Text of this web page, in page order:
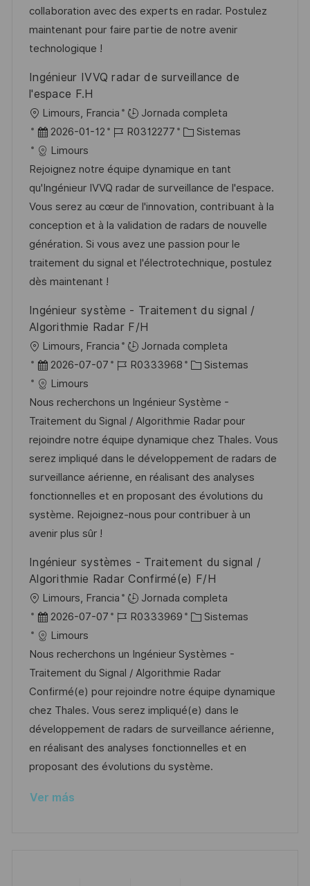
n p
u
b
i
c
ó
l
e
í
a
collaboration avec des experts en radar. Postulez
maintenant pour faire partie de notre avenir
technologique !
Ingénieur IVVQ radar de surveillance de
l'espace F.H
U
b
c
a
c
i
ó
n
Limours, Francia
Jornada completa
F
e
c
h
a
d
e
p
u
l
a
c
n
2026-01-12
I
d
e
e
m
p
l
R0312277
C
t
e
g
o
r
í
Sistemas
Limours
Rejoignez notre équipe dynamique en tant
qu'Ingénieur IVVQ radar de surveillance de l'espace.
Vous serez au cœur de l'innovation, contribuant à la
conception et à la validation de radars de nouvelle
génération. Si vous avez une passion pour le
traitement du signal et l'électrotechnique, postulez
dès maintenant !
Ingénieur système - Traitement du signal /
Algorithmie Radar F/H
U
b
c
a
c
i
ó
n
Limours, Francia
Jornada completa
F
e
c
h
a
d
e
p
u
b
i
c
c
2026-07-07
I
d
e
e
m
p
l
e
R0333968
C
t
e
g
o
r
í
a
Sistemas
Limours
Nous recherchons un Ingénieur Système -
Traitement du Signal / Algorithmie Radar pour
rejoindre notre équipe dynamique chez Thales. Vous
serez impliqué dans le développement de radars de
surveillance aérienne, en réalisant des analyses
fonctionnelles et en proposant des évolutions du
système. Rejoignez-nous pour contribuer à un
avenir plus sûr !
Ingénieur systèmes - Traitement du signal /
Algorithmie Radar Confirmé(e) F/H
U
b
c
a
c
i
ó
n
Limours, Francia
Jornada completa
F
e
c
h
a
d
e
p
u
l
2026-07-07
I
d
e
e
m
p
l
e
R0333969
C
t
e
g
o
r
í
a
Sistemas
Limours
Nous recherchons un Ingénieur Systèmes -
Traitement du Signal / Algorithmie Radar
Confirmé(e) pour rejoindre notre équipe dynamique
chez Thales. Vous serez impliqué(e) dans le
développement de radars de surveillance aérienne,
en réalisant des analyses fonctionnelles et en
proposant des évolutions du système.
Ver más